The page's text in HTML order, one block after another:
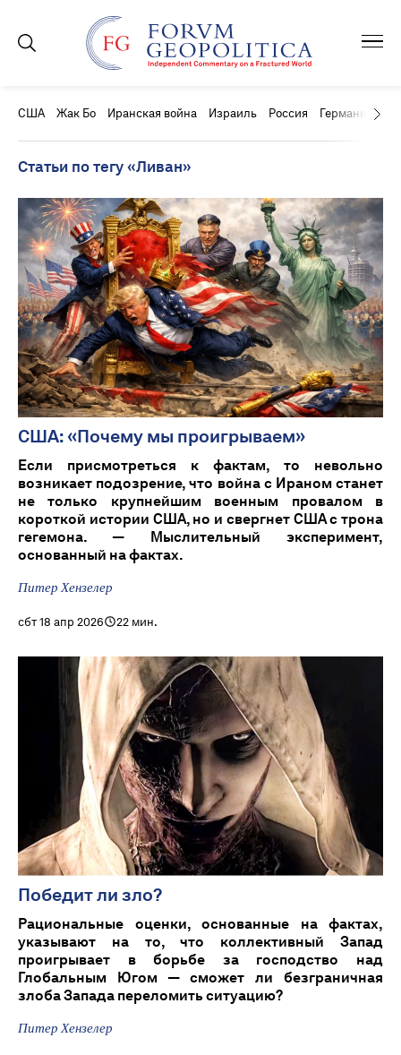
США Жак Бо Иранская война Израиль Россия Германия
Статьи по тегу «Ливан»
США: «Почему мы проигрываем»
Если присмотреться к фактам, то невольно
возникает подозрение, что война с Ираном станет
не только крупнейшим военным провалом в
короткой истории США, но и свергнет США с трона
гегемона. — Мыслительный эксперимент,
основанный на фактах.
Питер Хензелер
сбт 18 апр 2026 22 мин.
Победит ли зло?
Рациональные оценки, основанные на фактах,
указывают на то, что коллективный Запад
проигрывает в борьбе за господство над
Глобальным Югом — сможет ли безграничная
злоба Запада переломить ситуацию?
Питер Хензелер